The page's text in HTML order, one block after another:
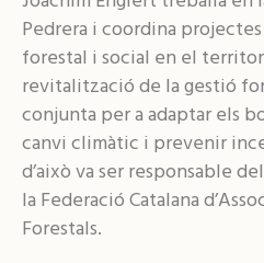
Pedrera i coordina
forestal i social en el
revitalització de la gestió
conjunta per a adaptar els
canvi climàtic i prevenir
d’això va ser responsable
la Federació Catalana
Forestals.